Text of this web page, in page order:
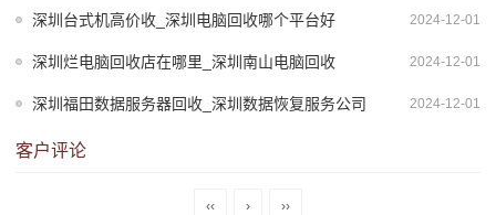
2024-12-01
深圳台式机高价收_深圳电脑回收哪个平台好
2024-12-01
深圳烂电脑回收店在哪里_深圳南山电脑回收
2024-12-01
深圳福田数据服务器回收_深圳数据恢复服务公司
客户评论
‹‹ › ››